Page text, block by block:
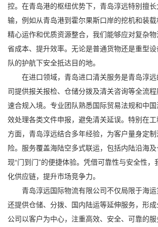
控。在青岛港的枢纽优势下，青岛淳远特别擅
输，例如从青岛港到霍尔果斯口岸的挖机和装
精心运作和优质资源整合，我们能够应对复杂
省成本、提升效率。无论是普通货物还是重型
队的护航下安全抵达目的地。
在进口领域，青岛进口清关服务是青岛淳
司提供报关报检、仓储分拨及清关咨询等全流
速合规入境。专业团队熟悉国际贸易法规和中
效处理各类文件申报，避免清关延误。特别在
方面，青岛淳远结合多年经验，为客户量身定
险。服务覆盖海陆空多式联运，包括内陆沿海
现“门到门”的便捷体验。凭借可靠性与安全性
化供应链，提升市场竞争力。
青岛淳远国际物流有限公司不仅局限于海运
还提供仓储、分拨、国内陆运等延伸服务，形成
公司以客户为中心，注重高效、安全、可靠的